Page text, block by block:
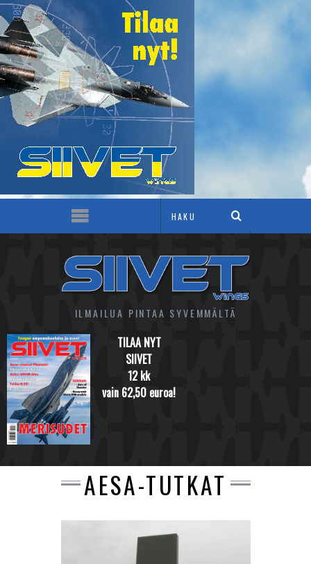
ILMAILUA PINTAA SYVEMMÄLTÄ
TILAA NYT
SIIVET
12 kk
vain 62,50 euroa!
AESA-TUTKAT